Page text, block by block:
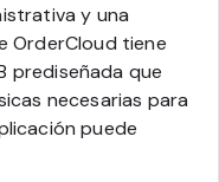
y una
OrderCloud tiene
prediseñada que
necesarias para
puede